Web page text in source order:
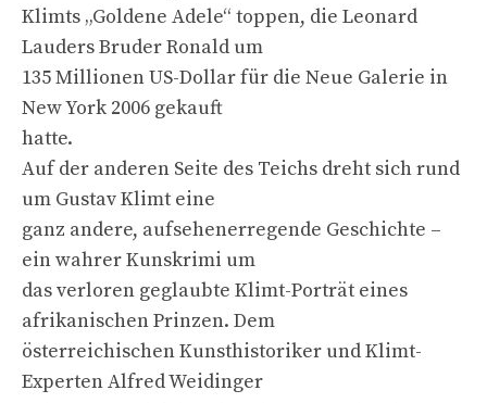
Klimts „Goldene Adele“ toppen, die Leonard
Lauders Bruder Ronald um
135 Millionen US-Dollar für die Neue Galerie in
New York 2006 gekauft
hatte.
Auf der anderen Seite des Teichs dreht sich rund
um Gustav Klimt eine
ganz andere, aufsehenerregende Geschichte –
ein wahrer Kunskrimi um
das verloren geglaubte Klimt-Porträt eines
afrikanischen Prinzen. Dem
österreichischen Kunsthistoriker und Klimt-
Experten Alfred Weidinger